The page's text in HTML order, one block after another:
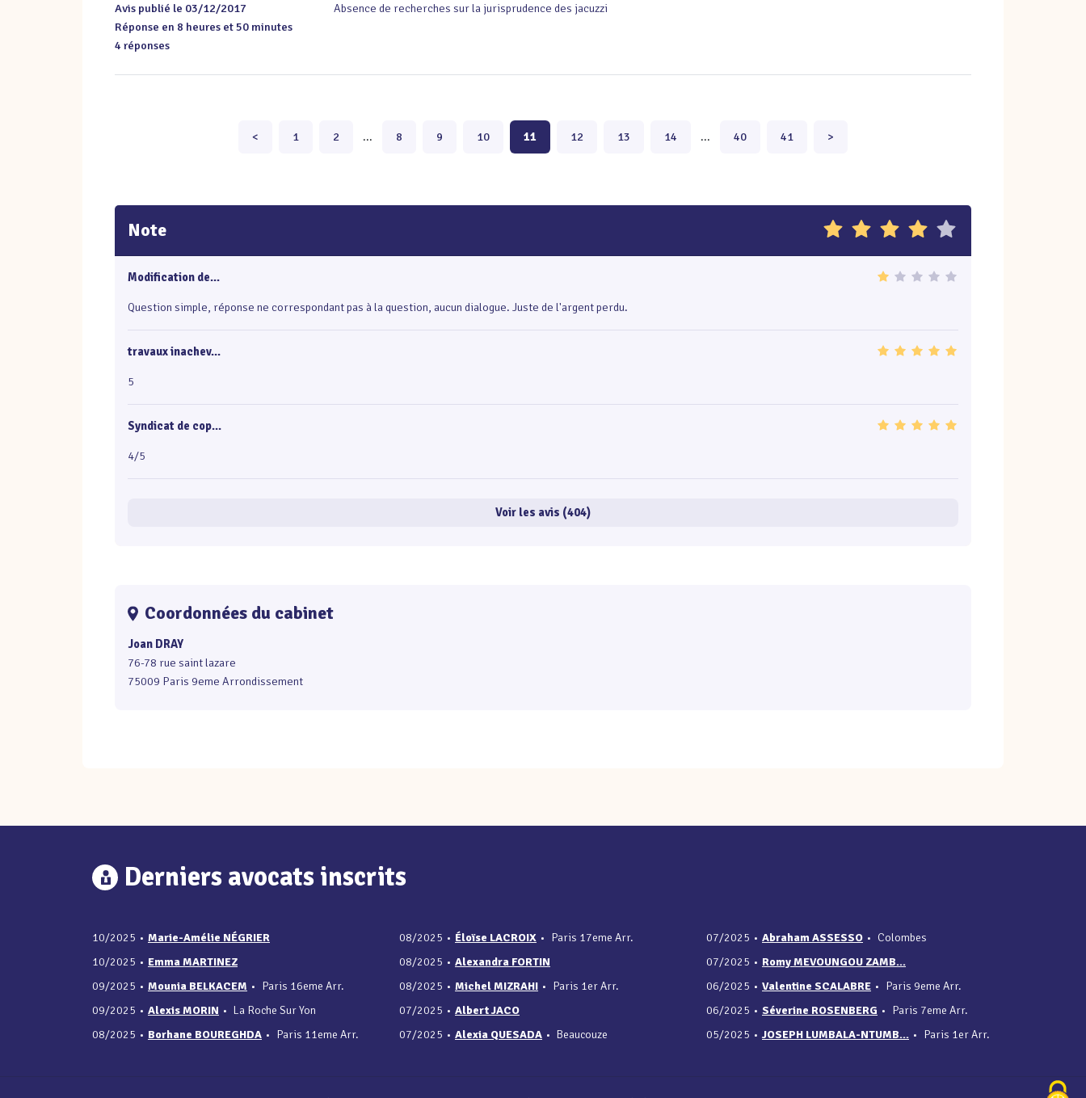
Avis publié le 03/12/2017
Réponse en 8 heures et 50 minutes
4 réponses
Absence de recherches sur la jurisprudence des jacuzzi
< 1 2 ... 8 9 10 11 12 13 14 ... 40 41 >
Note
Modification de...
Question simple, réponse ne correspondant pas à la question, aucun dialogue. Juste de l'argent perdu.
travaux inachev...
5
Syndicat de cop...
4/5
Voir les avis (404)
Coordonnées du cabinet
Joan DRAY
76-78 rue saint lazare
75009 Paris 9eme Arrondissement
Derniers avocats inscrits
10/2025 • Marie-Amélie NÉGRIER
10/2025 • Emma MARTINEZ
09/2025 • Mounia BELKACEM • Paris 16eme Arr.
09/2025 • Alexis MORIN • La Roche Sur Yon
08/2025 • Borhane BOUREGHDA • Paris 11eme Arr.
08/2025 • Éloïse LACROIX • Paris 17eme Arr.
08/2025 • Alexandra FORTIN
08/2025 • Michel MIZRAHI • Paris 1er Arr.
07/2025 • Albert JACO
07/2025 • Alexia QUESADA • Beaucouze
07/2025 • Abraham ASSESSO • Colombes
07/2025 • Romy MEVOUNGOU ZAMB...
06/2025 • Valentine SCALABRE • Paris 9eme Arr.
06/2025 • Séverine ROSENBERG • Paris 7eme Arr.
05/2025 • JOSEPH LUMBALA-NTUMB... • Paris 1er Arr.